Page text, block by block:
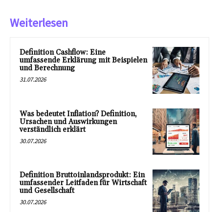
Weiterlesen
Definition Cashflow: Eine
umfassende Erklärung mit Beispielen
und Berechnung
31.07.2026
Was bedeutet Inflation? Definition,
Ursachen und Auswirkungen
verständlich erklärt
30.07.2026
Definition Bruttoinlandsprodukt: Ein
umfassender Leitfaden für Wirtschaft
und Gesellschaft
30.07.2026